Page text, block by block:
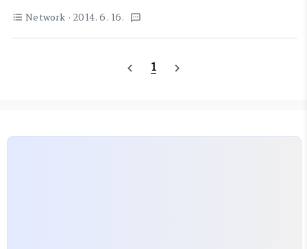
씩 있어야 한다. (또는 처리할 수 있어야 한다.) 아래
주소로 패킷이 들어왔는데, 처리하지 않으면 이상하
unicast 주소에 저절로 맵핑되어야 하는 것이므로 추
Unicast IPv6 Addresses to Solicited Node
format_list_bulleted Network · 2014. 6. 16. textsms
navigate_before 1 navigate_next